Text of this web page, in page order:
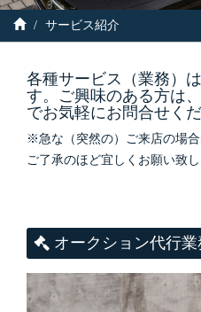
サービス紹介
各種サービス（業務）
す。ご興味のある方は
でお気軽にお問合せくだ
※急な（突然の）ご来店の場合
ご了承のほど宜しくお願い致し
オークション代行業